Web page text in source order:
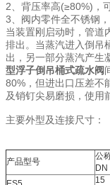
2、背压率高(≥80%)，
3、阀内零件全不锈钢
当装置刚启动时，管道
排出。当蒸汽进入倒吊
出，另一部分蒸汽产生
型浮子倒吊桶式疏水阀
80%，但进出口压差不
及销钉尖易磨损，使用
主要外型及连接尺寸：
产品型号
公
15